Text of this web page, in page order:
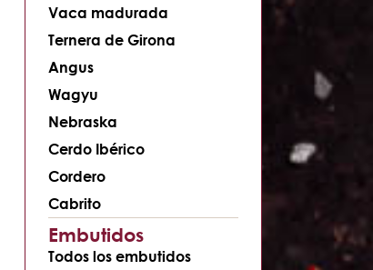
Vaca madurada
Ternera de Girona
Angus
Wagyu
Nebraska
Cerdo Ibérico
Cordero
Cabrito
Embutidos
Todos los embutidos